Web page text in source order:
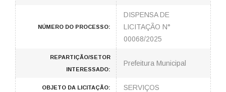
NÚMERO DO PROCESSO:
DISPENSA DE
LICITAÇÃO N°
00068/2025
REPARTIÇÃO/SETOR
INTERESSADO:
Prefeitura Municipal
OBJETO DA LICITAÇÃO: SERVIÇOS